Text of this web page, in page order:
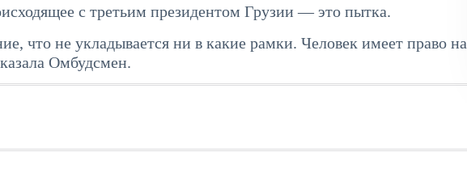
с третьим президентом Грузии — это пытка.
что не укладывается ни в какие рамки. Человек имеет право на
Омбудсмен.